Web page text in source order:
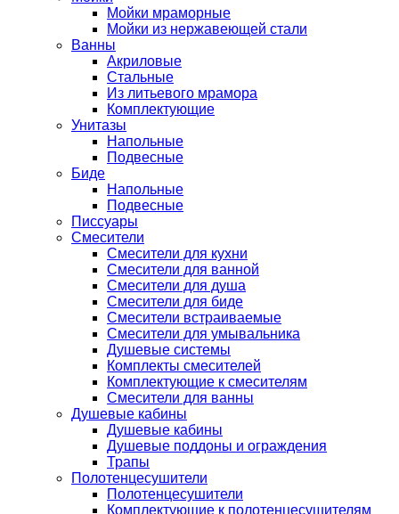
Мойки мраморные
Мойки из нержавеющей стали
Ванны
Акриловые
Стальные
Из литьевого мрамора
Комплектующие
Унитазы
Напольные
Подвесные
Биде
Напольные
Подвесные
Писсуары
Смесители
Смесители для кухни
Смесители для ванной
Смесители для душа
Смесители для биде
Смесители встраиваемые
Смесители для умывальника
Душевые системы
Комплекты смесителей
Комплектующие к смесителям
Смесители для ванны
Душевые кабины
Душевые кабины
Душевые поддоны и ограждения
Трапы
Полотенцесушители
Полотенцесушители
Комплектующие к полотенцесушителям